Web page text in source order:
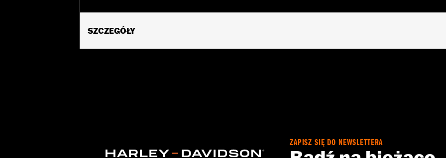
SZCZEGÓŁY
ZAPISZ SIĘ DO NEWSLETTERA